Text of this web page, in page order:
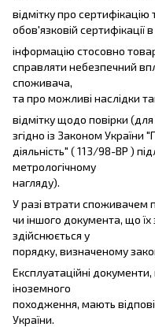
відмітку про сертифікацію
обов'язковій сертифікації в
інформацію стосовно
справляти небезпечний
споживача,
та про можливі наслідки
відмітку щодо повірки (для
згідно із Законом України
діяльність" ( 113/98-ВР )
метрологічному
нагляду).
У разі втрати споживачем
чи іншого документа, що
здійснюється у
порядку, визначеному
Експлуатаційні
іноземного
походження, мають
України.